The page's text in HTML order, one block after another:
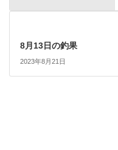
8月13日の釣果
2023年8月21日